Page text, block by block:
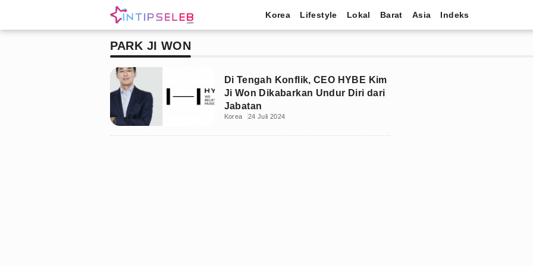
Korea Lifestyle Lokal Barat Asia Indeks
PARK JI WON
Di Tengah Konflik, CEO HYBE Kim
Ji Won Dikabarkan Undur Diri dari
Jabatan
Korea 24 Juli 2024